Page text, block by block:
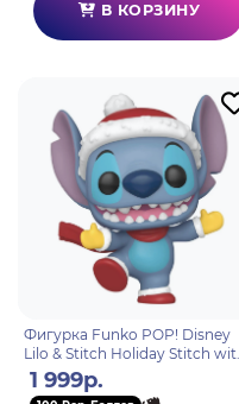
В КОРЗИНУ
Фигурка Funko POP! Disney
Lilo & Stitch Holiday Stitch with
Hat (1503) 80037
1 999р.